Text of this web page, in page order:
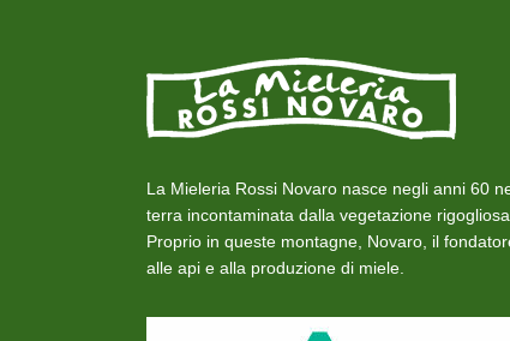
La Mieleria Rossi Novaro nasce negli anni 60
terra incontaminata dalla vegetazione
Proprio in queste montagne, Novaro, il
alle api e alla produzione di miele.